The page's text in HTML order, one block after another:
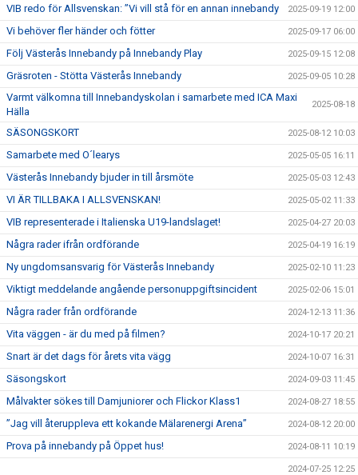
VIB redo för Allsvenskan: ”Vi vill stå för en annan innebandy 2025-09-19 12:00
Vi behöver fler händer och fötter 2025-09-17 06:00
Följ Västerås Innebandy på Innebandy Play 2025-09-15 12:08
Gräsroten - Stötta Västerås Innebandy 2025-09-05 10:28
Varmt välkomna till Innebandyskolan i samarbete med ICA Maxi
Hälla
2025-08-18
SÄSONGSKORT 2025-08-12 10:03
Samarbete med O´learys 2025-05-05 16:11
Västerås Innebandy bjuder in till årsmöte 2025-05-03 12:43
VI ÄR TILLBAKA I ALLSVENSKAN! 2025-05-02 11:33
VIB representerade i Italienska U19-landslaget! 2025-04-27 20:03
Några rader ifrån ordförande 2025-04-19 16:19
Ny ungdomsansvarig för Västerås Innebandy 2025-02-10 11:23
Viktigt meddelande angående personuppgiftsincident 2025-02-06 15:01
Några rader från ordförande 2024-12-13 11:36
Vita väggen - är du med på filmen? 2024-10-17 20:21
Snart är det dags för årets vita vägg 2024-10-07 16:31
Säsongskort 2024-09-03 11:45
Målvakter sökes till Damjuniorer och Flickor Klass1 2024-08-27 18:55
”Jag vill återuppleva ett kokande Mälarenergi Arena” 2024-08-12 20:00
Prova på innebandy på Öppet hus! 2024-08-11 10:19
2024-07-25 12:25